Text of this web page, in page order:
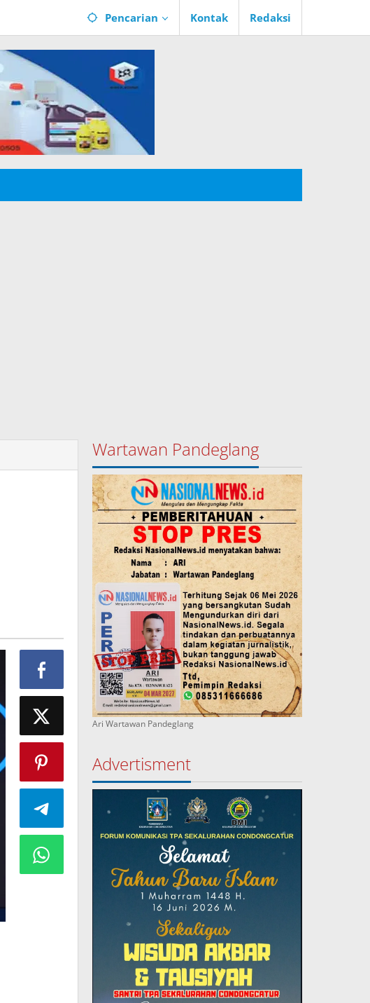
Pencarian Kontak Redaksi
Wartawan Pandeglang
Ari Wartawan Pandeglang
Advertisment